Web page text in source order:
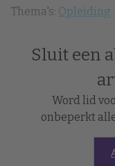
Thema's: Opleiding
Sluit een
Word lid
onbeperkt